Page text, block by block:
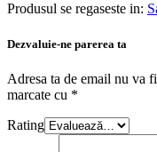
Produsul se regaseste in:
Dezvaluie-ne parerea ta
Adresa ta de email nu va
marcate cu *
Rating